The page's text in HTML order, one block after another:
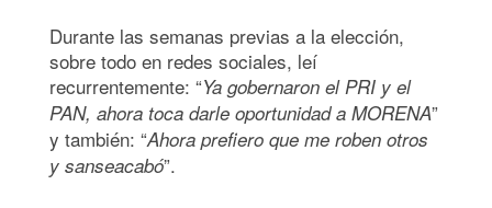
Durante las semanas previas a la elección,
sobre todo en redes sociales, leí
recurrentemente: “Ya gobernaron el PRI y el
PAN, ahora toca darle oportunidad a MORENA”
y también: “Ahora prefiero que me roben otros
y sanseacabó”.